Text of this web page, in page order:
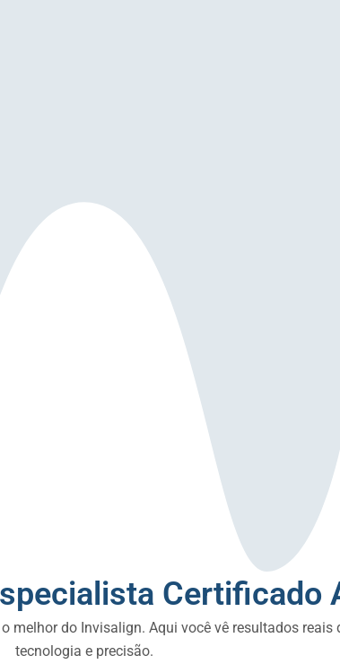
Certificado
melhor do Invisalign. Aqui você vê resultados
tecnologia e precisão.